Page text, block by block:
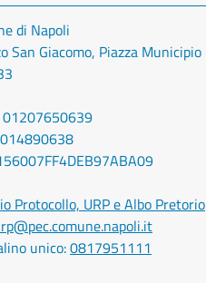
di Napoli
San Giacomo, Piazza Municipio
01207650639
Protocollo, URP e Albo Pretorio
unico:0817951111